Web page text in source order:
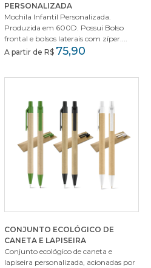
PERSONALIZADA
Mochila Infantil Personalizada.
Produzida em 600D. Possui Bolso
frontal e bolsos laterais com zíper....
A partir de R$ 75,90
CONJUNTO ECOLÓGICO DE
CANETA E LAPISEIRA
Conjunto ecológico de caneta e
lapiseira personalizada, acionadas por